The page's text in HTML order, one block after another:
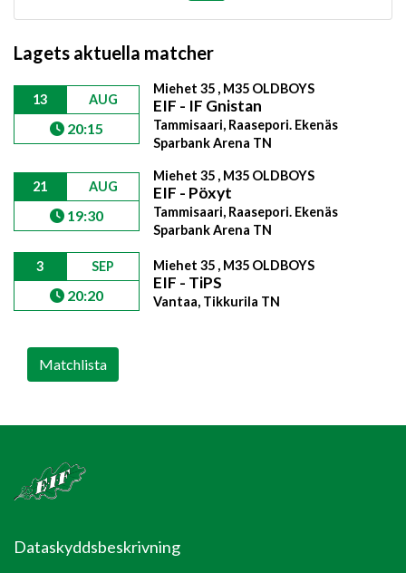
Lagets aktuella matcher
13 AUG
20:15
Miehet 35 , M35 OLDBOYS
EIF - IF Gnistan
Tammisaari, Raasepori. Ekenäs
Sparbank Arena TN
21 AUG
19:30
Miehet 35 , M35 OLDBOYS
EIF - Pöxyt
Tammisaari, Raasepori. Ekenäs
Sparbank Arena TN
3 SEP
20:20
Miehet 35 , M35 OLDBOYS
EIF - TiPS
Vantaa, Tikkurila TN
Matchlista
Dataskyddsbeskrivning